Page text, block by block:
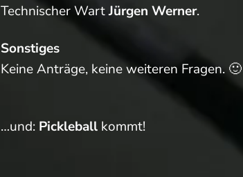
Technischer WartJürgen Werner.
Sonstiges
Keine Anträge, keine weiteren Fragen. 🙂
…und: Pickleball kommt!